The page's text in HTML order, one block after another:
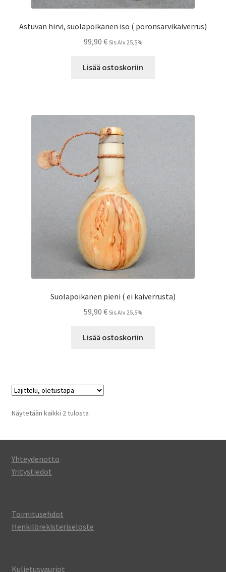
Astuvan hirvi, suolapoikanen iso ( poronsarvikaiverrus)
99,90 € Sis.Alv 25,5%
Lisää ostoskoriin
Suolapoikanen pieni ( ei kaiverrusta)
59,90 € Sis.Alv 25,5%
Lisää ostoskoriin
Näytetään kaikki 2 tulosta
Yhteydenotto
Yritystiedot
Toimitusehdot
Henkilörekisteriseloste
Kuljetusvauriot